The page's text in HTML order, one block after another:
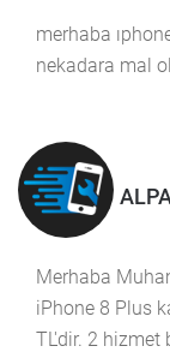
merhaba
nekadara mal
Merhaba
iPhone 8 Plus
TL'dir. 2